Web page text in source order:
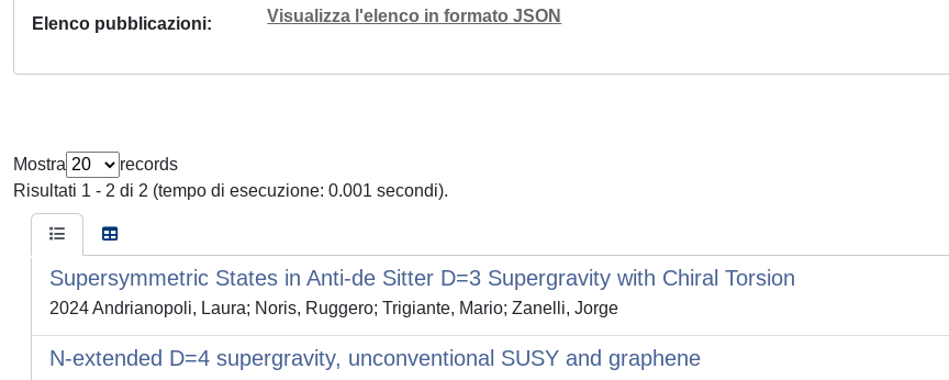
Elenco pubblicazioni Visualizza l'elenco in formato JSON
Mostra
records
Risultati 1 - 2 di 2 (tempo di esecuzione: 0.001 secondi).
Supersymmetric States in Anti-de Sitter D=3 Supergravity with Chiral Torsion
2024 Andrianopoli, Laura; Noris, Ruggero; Trigiante, Mario; Zanelli, Jorge
N-extended D=4 supergravity, unconventional SUSY and graphene